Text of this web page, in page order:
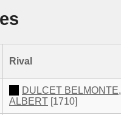
Rival
DULCET BELMONTE,
ALBERT [1710]